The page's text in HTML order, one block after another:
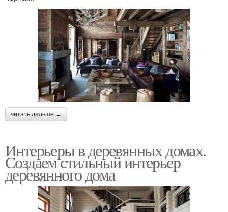
читать дальше →
Интерьеры в деревянных домах.
Создаем стильный интерьер
деревянного дома